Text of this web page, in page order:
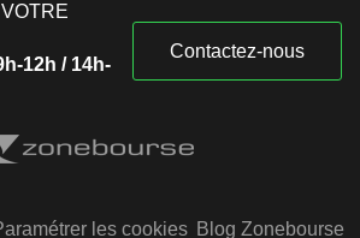
12h / 14h-
Contactez-nous
les cookies Blog Zonebourse